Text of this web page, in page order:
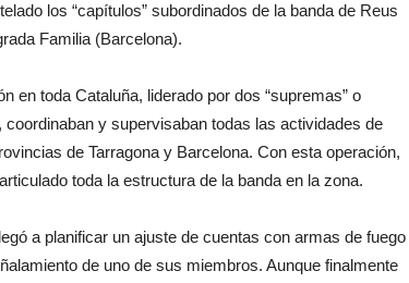
los “capítulos” subordinados de la banda de Reus
Familia (Barcelona).
en toda Cataluña, liderado por dos “supremas” o
y supervisaban todas las actividades de
de Tarragona y Barcelona. Con esta operación,
toda la estructura de la banda en la zona.
a planificar un ajuste de cuentas con armas de fuego
de uno de sus miembros. Aunque finalmente